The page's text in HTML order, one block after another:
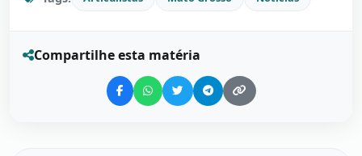
Compartilhe esta matéria